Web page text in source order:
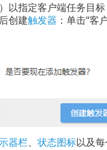
）以指定客户端任务目
创建触发器 ：单击“客
器栏、 状态图标以及